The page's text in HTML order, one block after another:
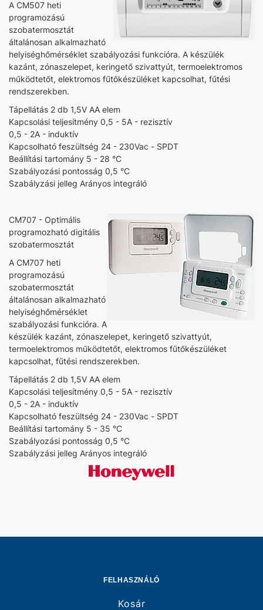
A CM507 heti
programozású
szobatermosztát
általánosan alkalmazható
helyiséghőmérséklet szabályozási funkcióra. A készülék
kazánt, zónaszelepet, keringető szivattyút, termoelektromos
működtetőt, elektromos fűtőkészüléket kapcsolhat, fűtési
rendszerekben.
Tápellátás 2 db 1,5V AA elem
Kapcsolási teljesítmény 0,5 - 5A - rezisztív
0,5 - 2A - induktív
Kapcsolható feszültség 24 - 230Vac - SPDT
Beállítási tartomány 5 - 28 °C
Szabályozási pontosság 0,5 °C
Szabályzási jelleg Arányos integráló
CM707 - Optimális
programozható digitális
szobatermosztát
A CM707 heti
programozású
szobatermosztát
általánosan alkalmazható
helyiséghőmérséklet
szabályozási funkcióra. A
készülék kazánt, zónaszelepet, keringető szivattyút,
termoelektromos működtetőt, elektromos fűtőkészüléket
kapcsolhat, fűtési rendszerekben.
Tápellátás 2 db 1,5V AA elem
Kapcsolási teljesítmény 0,5 - 5A - rezisztív
0,5 - 2A - induktív
Kapcsolható feszültség 24 - 230Vac - SPDT
Beállítási tartomány 5 - 35 °C
Szabályozási pontosság 0,5 °C
Szabályzási jelleg Arányos integráló
FELHASZNÁLÓ
Kosár